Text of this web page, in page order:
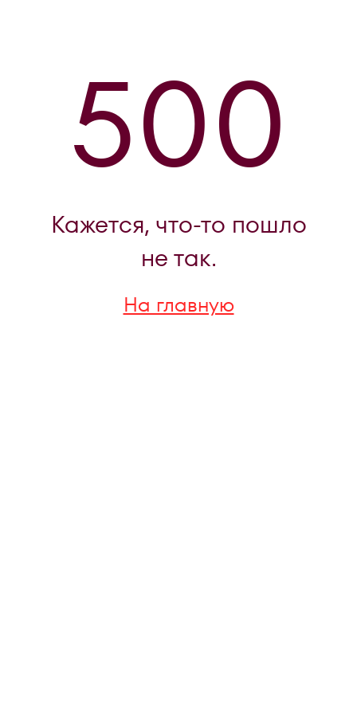
500
Кажется, что-то пошло
не так.
На главную